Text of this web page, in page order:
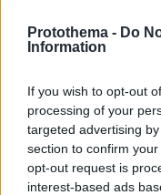
Protothema - Do
Information
If you wish to opt-out
processing of your
targeted advertising
section to confirm
opt-out request is
interest-based ads
του Ορμούζ: Πάνω
περιοχή
Ρήνος και Βιστούλας
στάθμες των
Οι «loneliness
μοιάζει με τάση
πριν 17 λεπτά